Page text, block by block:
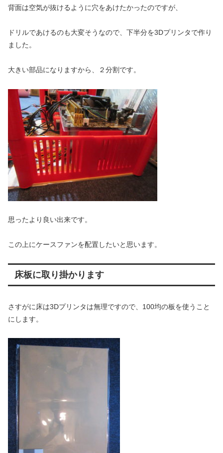
背面は空気が抜けるように穴をあけたかったのですが、
ドリルであけるのも大変そうなので、下半分を3Dプリンタで作り
ました。
大きい部品になりますから、２分割です。
思ったより良い出来です。
この上にケースファンを配置したいと思います。
床板に取り掛かります
さすがに床は3Dプリンタは無理ですので、100均の板を使うこと
にします。